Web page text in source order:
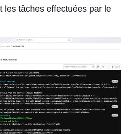
les tâches effectuées par le